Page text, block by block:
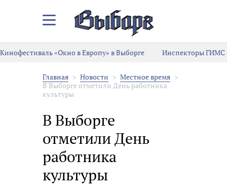
Закрыть/
меню
Кинофестиваль «Окно в Европу» в Выборге
Инспекторы ГИМС
Главная Новости
Местное время
В Выборге отметили День работника
культуры
В Выборге
отметили День
работника
культуры